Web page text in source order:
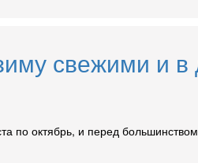
свежими и
по октябрь, и перед